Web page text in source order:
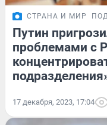
СТРАНА И МИР
Путин
проблемами с
17 декабря, 2023, 17:04